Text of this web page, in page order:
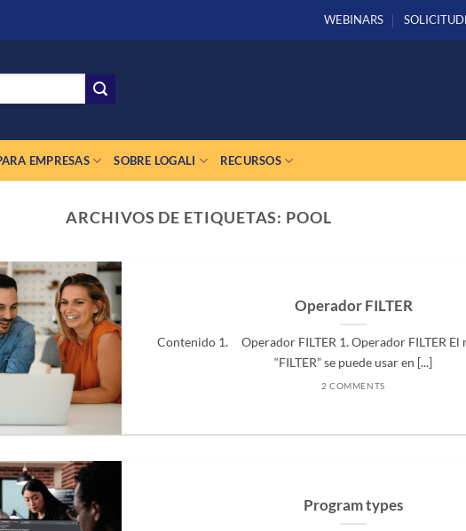
WEBINARS
EMPRESAS SOBRE LOGALI RECURSOS
ARCHIVOS DE ETIQUETAS: POOL
Operador FILTER
Contenido 1. Operador FILTER 1. Operador FILTER El
“FILTER” se puede usar en [...]
2 COMMENTS
Program types